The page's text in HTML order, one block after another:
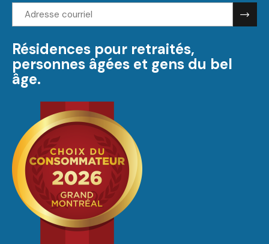
Adresse
courriel:
Résidences pour retraités,
personnes âgées et gens du bel
âge.